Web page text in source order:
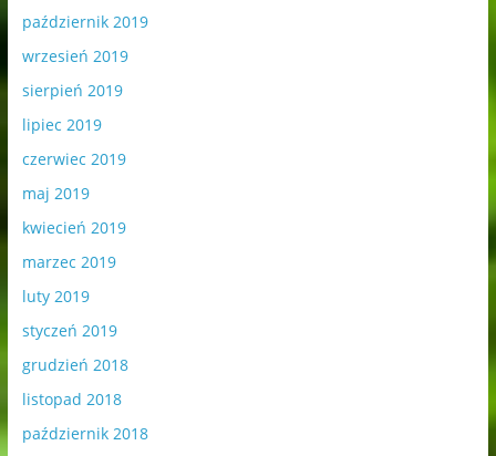
październik 2019
wrzesień 2019
sierpień 2019
lipiec 2019
czerwiec 2019
maj 2019
kwiecień 2019
marzec 2019
luty 2019
styczeń 2019
grudzień 2018
listopad 2018
październik 2018